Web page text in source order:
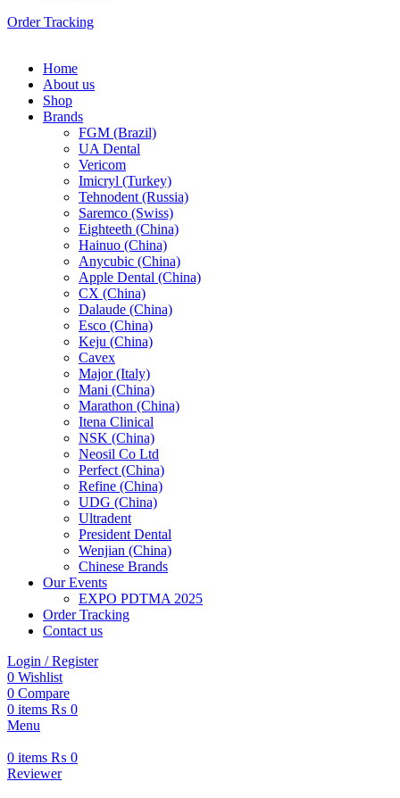
Order Tracking
Home
About us
Shop
Brands
FGM (Brazil)
UA Dental
Vericom
Imicryl (Turkey)
Tehnodent (Russia)
Saremco (Swiss)
Eighteeth (China)
Hainuo (China)
Anycubic (China)
Apple Dental (China)
CX (China)
Dalaude (China)
Esco (China)
Keju (China)
Cavex
Major (Italy)
Mani (China)
Marathon (China)
Itena Clinical
NSK (China)
Neosil Co Ltd
Perfect (China)
Refine (China)
UDG (China)
Ultradent
President Dental
Wenjian (China)
Chinese Brands
Our Events
EXPO PDTMA 2025
Order Tracking
Contact us
Login / Register
0 Wishlist
0 Compare
0 items ₨ 0
Menu
0 items ₨ 0
Reviewer